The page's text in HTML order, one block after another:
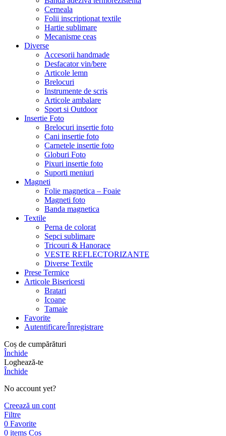
Cerneala
Folii inscriptionat textile
Hartie sublimare
Mecanisme ceas
Diverse
Accesorii handmade
Desfacator vin/bere
Articole lemn
Brelocuri
Instrumente de scris
Articole ambalare
Sport si Outdoor
Insertie Foto
Brelocuri insertie foto
Cani insertie foto
Carnetele insertie foto
Globuri Foto
Pixuri insertie foto
Suporti meniuri
Magneti
Folie magnetica – Foaie
Magneti foto
Banda magnetica
Textile
Perna de colorat
Sepci sublimare
Tricouri & Hanorace
VESTE REFLECTORIZANTE
Diverse Textile
Prese Termice
Articole Bisericesti
Bratari
Icoane
Tamaie
Favorite
Autentificare/Înregistrare
Coș de cumpărături
Închide
Loghează-te
Închide
No account yet?
Creează un cont
Filtre
0 Favorite
0 items Coș